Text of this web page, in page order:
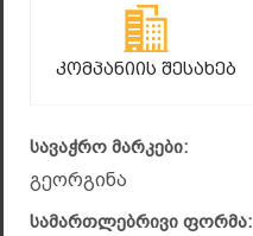
Კომპანიის Შესახებ
სავაჭრო მარკები:
გეორგინა
სამართლებრივი ფორმა: